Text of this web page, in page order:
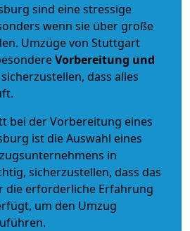
sind eine stressige
wenn sie über große
Umzüge von Stuttgart
Vorbereitung und
dass alles
bei der Vorbereitung eines
ist die Auswahl eines
in
sicherzustellen, dass das
die erforderliche Erfahrung
um den Umzug